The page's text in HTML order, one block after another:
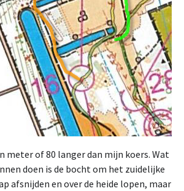
meter of 80 langer dan mijn koers. Wat
doen is de bocht om het zuidelijke
afsnijden en over de heide lopen, maar